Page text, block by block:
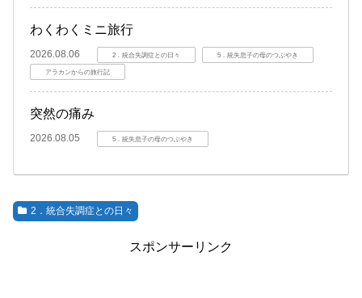
わくわくミニ旅行
2026.08.06 2．統合失調症との日々 5．統失息子の母のつぶやき
アラカンからの旅行記
突然の痛み
2026.08.05 5．統失息子の母のつぶやき
2．統合失調症との日々
スポンサーリンク